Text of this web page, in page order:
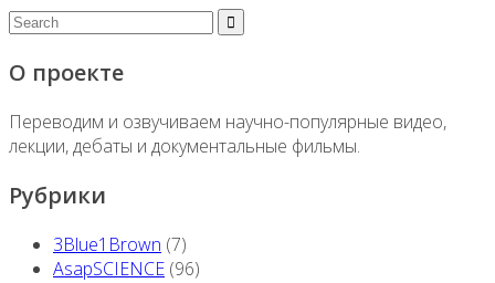
О проекте
Переводим и озвучиваем научно-популярные видео,
лекции, дебаты и документальные фильмы.
Рубрики
3Blue1Brown (7)
AsapSCIENCE (96)